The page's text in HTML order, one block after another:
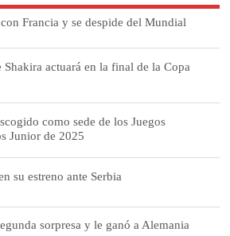
Francia y se despide del Mundial
actuará en la final de la Copa
como sede de los Juegos
Junior de 2025
su estreno ante Serbia
sorpresa y le ganó a Alemania